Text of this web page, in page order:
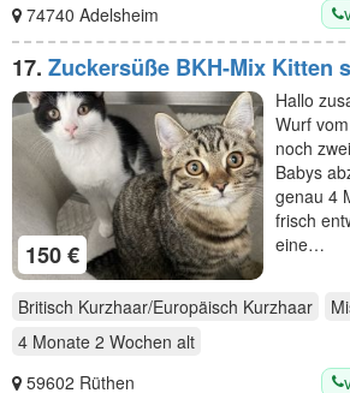
74740 Adelsheim
17. Zuckersüße BKH-Mix Kitten
liebevolles Zuhause!
150 €
Hallo
Wurf
noch
Babys
genau 4
frisch
eine…
Britisch Kurzhaar/Europäisch Kurzhaar
4 Monate 2 Wochen alt
59602 Rüthen